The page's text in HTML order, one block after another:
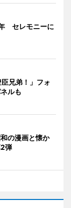
セレモニーに
兄弟！」フォ
ルも
の漫画と懐か
弾